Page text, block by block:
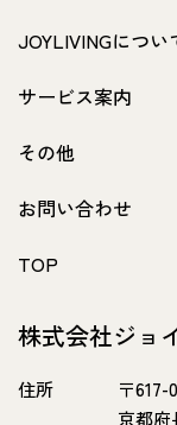
JOYLIVINGについ
サービス案内
その他
お問い合わせ
TOP
株式会社ジョ
住所
〒617-
京都府